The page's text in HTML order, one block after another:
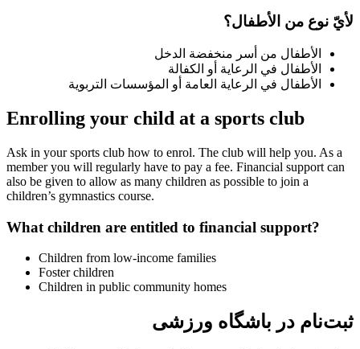
لأيّ نوع من الأطفال؟
الأطفال من أسر منخفضة الدخل
الأطفال في الرعاية أو الكفالة
الأطفال في الرعاية العامة أو المؤسسات التربوية
Enrolling your child at a sports club
Ask in your sports club how to enrol. The club will help you. As a
member you will regularly have to pay a fee. Financial support can
also be given to allow as many children as possible to join a
children’s gymnastics course.
What children are entitled to financial support?
Children from low-income families
Foster children
Children in public community homes
ثبت‌نام در باشگاه ورزشی